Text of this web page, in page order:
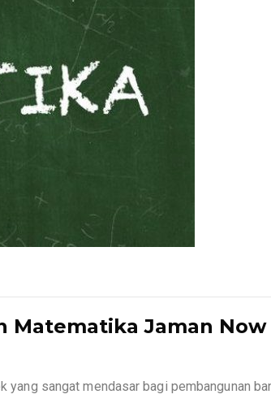
Matematika Jaman Now
sangat mendasar bagi pembangunan